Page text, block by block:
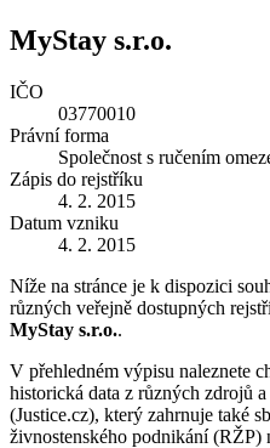
MyStay s.r.o.
IČO
03770010
Právní forma
Společnost s ručením
Zápis do rejstříku
4. 2. 2015
Datum vzniku
4. 2. 2015
Níže na stránce je k dispozici
různých veřejně dostupných
MyStay s.r.o..
V přehledném výpisu naleznete
historická data z různých zdrojů
(Justice.cz), který zahrnuje také
živnostenského podnikání (RŽP)